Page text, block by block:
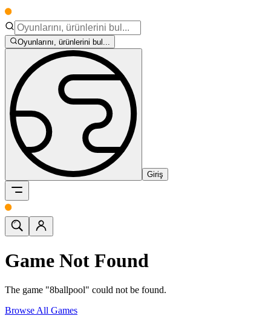
Oyunlarını, ürünlerini bul...
Giriş
Game Not Found
The game "8ballpool" could not be found.
Browse All Games